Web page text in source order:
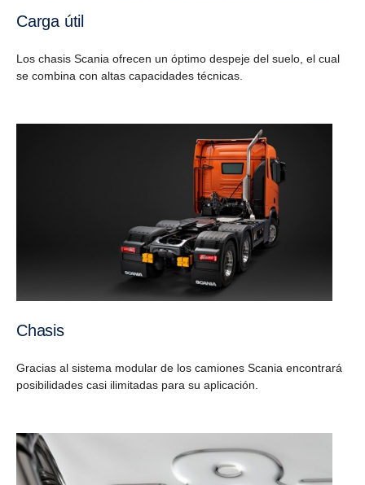
Carga útil
Los chasis Scania ofrecen un óptimo despeje del suelo, el cual
se combina con altas capacidades técnicas.
Chasis
Gracias al sistema modular de los camiones Scania encontrará
posibilidades casi ilimitadas para su aplicación.